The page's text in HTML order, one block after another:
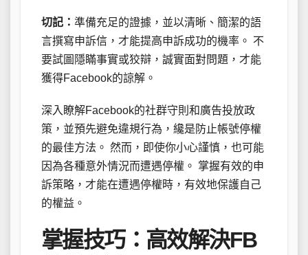
切記： 準備充足的證據，並以清晰、簡潔的語
言撰寫申訴信，才能提高申訴成功的機率。 不
要試圖隱瞞事實或狡辯，誠實面對問題，才能
獲得Facebook的諒解。
深入瞭解Facebook的社群守則和廣告投放政
策，並預先避免違規行為，纔是防止帳號停權
的最佳方法。 然而，即使你小心謹慎，也可能
因為各種意外情況而遭遇停權。 掌握有效的申
訴策略，才能在遭遇停權時，有效地保護自己
的權益。
掌握技巧：高效解決FB